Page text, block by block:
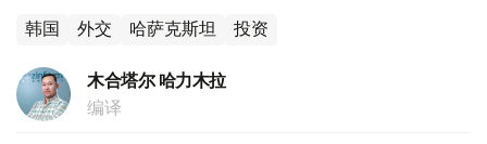
韩国 外交 哈萨克斯坦 投资
木合塔尔 哈力木拉
编译